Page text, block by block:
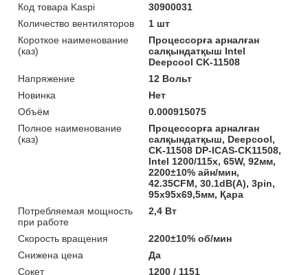
Код товара Kaspi
30900031
Количество вентиляторов
1 шт
Короткое наименование
(каз)
Процессорға арналған
салқындатқыш Intel
Deepcool CK-11508
Напряжение
12 Вольт
Новинка
Нет
Объём
0.000915075
Полное наименование
(каз)
Процессорға арналған
салқындатқыш, Deepcool,
CK-11508 DP-ICAS-CK11508,
Intel 1200/115х, 65W, 92мм,
2200±10% айн/мин,
42.35CFM, 30.1dB(A), 3pin,
95х95х69,5мм, Қара
Потребляемая мощность
при работе
2,4 Вт
Скорость вращения
2200±10% об/мин
Снижена цена
Да
Сокет
1200 / 1151